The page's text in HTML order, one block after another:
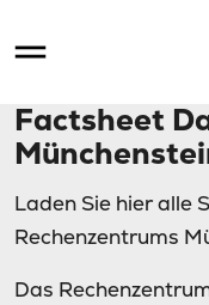
Factsheet
Laden Sie hier alle
Rechenzentrums
Das